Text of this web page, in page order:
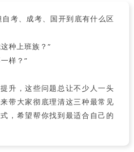
考、成考、国开到底有什么区
种上班族？”
样？”
升，这些问题总让不少人一头
带大家彻底理清这三种最常见
，希望帮你找到最适合自己的